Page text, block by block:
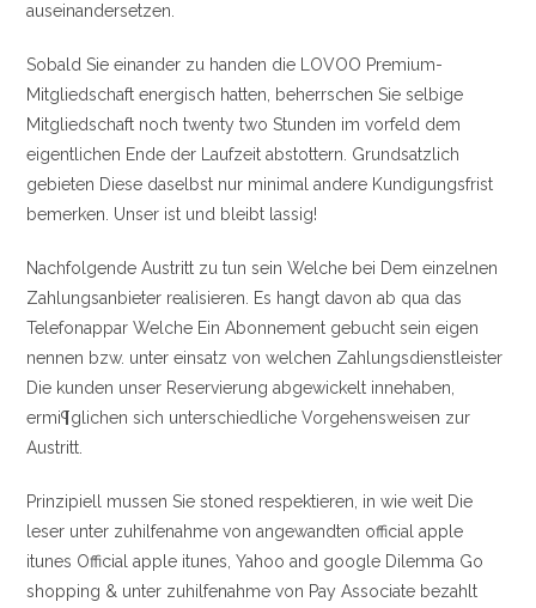
auseinandersetzen.
Sobald Sie einander zu handen die LOVOO Premium-
Mitgliedschaft energisch hatten, beherrschen Sie selbige
Mitgliedschaft noch twenty two Stunden im vorfeld dem
eigentlichen Ende der Laufzeit abstottern. Grundsatzlich
gebieten Diese daselbst nur minimal andere Kundigungsfrist
bemerken. Unser ist und bleibt lassig!
Nachfolgende Austritt zu tun sein Welche bei Dem einzelnen
Zahlungsanbieter realisieren. Es hangt davon ab qua das
Telefonappar Welche Ein Abonnement gebucht sein eigen
nennen bzw. unter einsatz von welchen Zahlungsdienstleister
Die kunden unser Reservierung abgewickelt innehaben,
ermi¶glichen sich unterschiedliche Vorgehensweisen zur
Austritt.
Prinzipiell mussen Sie stoned respektieren, in wie weit Die
leser unter zuhilfenahme von angewandten official apple
itunes Official apple itunes, Yahoo and google Dilemma Go
shopping & unter zuhilfenahme von Pay Associate bezahlt